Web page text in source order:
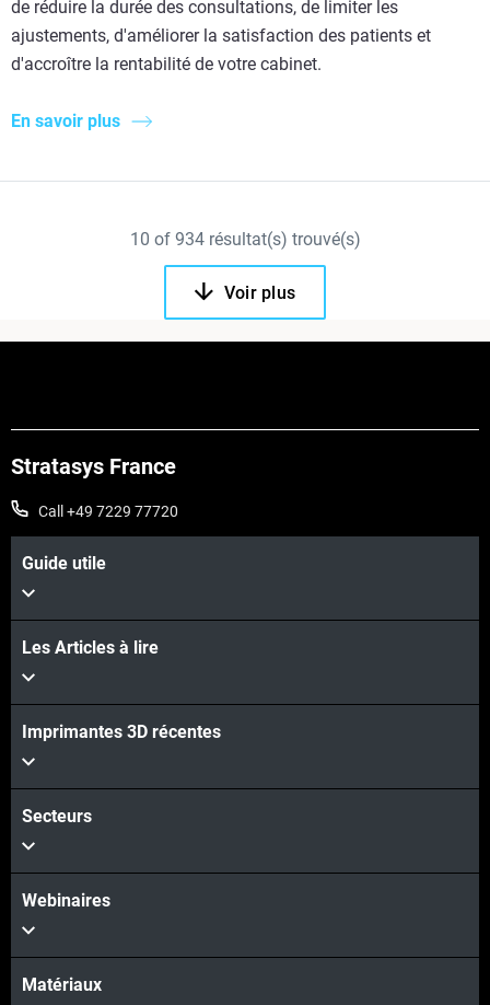
de réduire la durée des consultations, de limiter les
ajustements, d'améliorer la satisfaction des patients et
d'accroître la rentabilité de votre cabinet.
En savoir plus
10 of 934résultat(s) trouvé(s)
Voir plus
Stratasys France
Call +49 7229 77720
Guide utile
Les Articles à lire
Imprimantes 3D récentes
Secteurs
Webinaires
Matériaux